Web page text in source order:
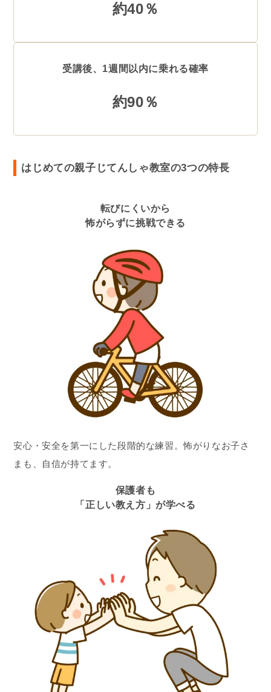
約40％
受講後、1週間以内に乗れる確率
約90％
はじめての親子じてんしゃ教室の3つの特長
転びにくいから
怖がらずに挑戦できる
安心・安全を第一にした段階的な練習。怖がりなお子さ
まも、自信が持てます。
保護者も
「正しい教え方」が学べる